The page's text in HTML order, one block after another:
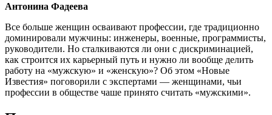
Антонина Фадеева
Все больше женщин осваивают профессии, где традиционно
доминировали мужчины: инженеры, военные, программисты,
руководители. Но сталкиваются ли они с дискриминацией,
как строится их карьерный путь и нужно ли вообще делить
работу на «мужскую» и «женскую»? Об этом «Новые
Известия» поговорили с экспертами — женщинами, чьи
профессии в обществе чаше принято считать «мужскими».